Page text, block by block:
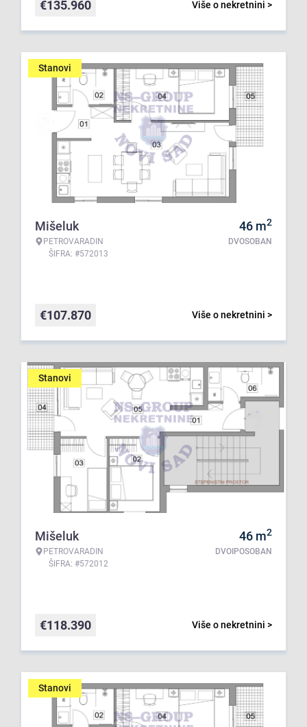
Više o nekretnini >
€135.960
Stanovi
Mišeluk
PETROVARADIN
ŠIFRA: #572013
46 m2
DVOSOBAN
Više o nekretnini >
€107.870
Stanovi
Mišeluk
PETROVARADIN
ŠIFRA: #572012
46 m2
DVOIPOSOBAN
Više o nekretnini >
€118.390
Stanovi